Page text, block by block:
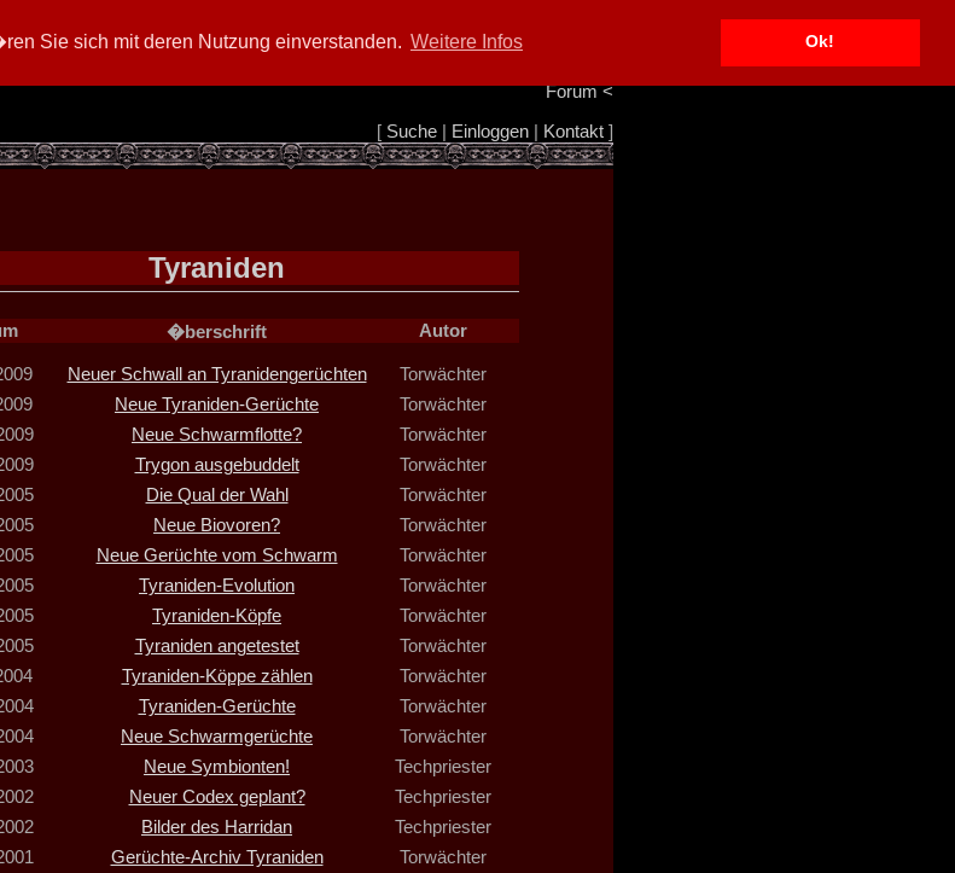
Sie sich mit deren Nutzung einverstanden. Weitere Infos Ok!
Info/Impressum
Forum<
[ Suche| Einloggen| Kontakt]
Tyraniden
�berschrift Autor
Neuer Schwall an Tyranidengerüchten
Torwächter
Neue Tyraniden-Gerüchte
Torwächter
Neue Schwarmflotte?
Torwächter
Trygon ausgebuddelt
Torwächter
Die Qual der Wahl
Torwächter
Neue Biovoren?
Torwächter
Neue Gerüchte vom Schwarm
Torwächter
Tyraniden-Evolution
Torwächter
Tyraniden-Köpfe
Torwächter
Tyraniden angetestet
Torwächter
Tyraniden-Köppe zählen
Torwächter
Tyraniden-Gerüchte
Torwächter
Neue Schwarmgerüchte
Torwächter
Neue Symbionten!
Techpriester
Neuer Codex geplant?
Techpriester
Bilder des Harridan
Techpriester
Gerüchte-Archiv Tyraniden Torwächter